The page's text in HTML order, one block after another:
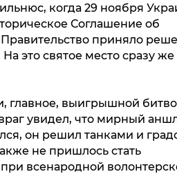
когда 29 ноября
Соглашение об
приняло
это святое место сразу же
главное, выигрышной
увидел, что мирный
он решил танками и
не пришлось стать
всенародной